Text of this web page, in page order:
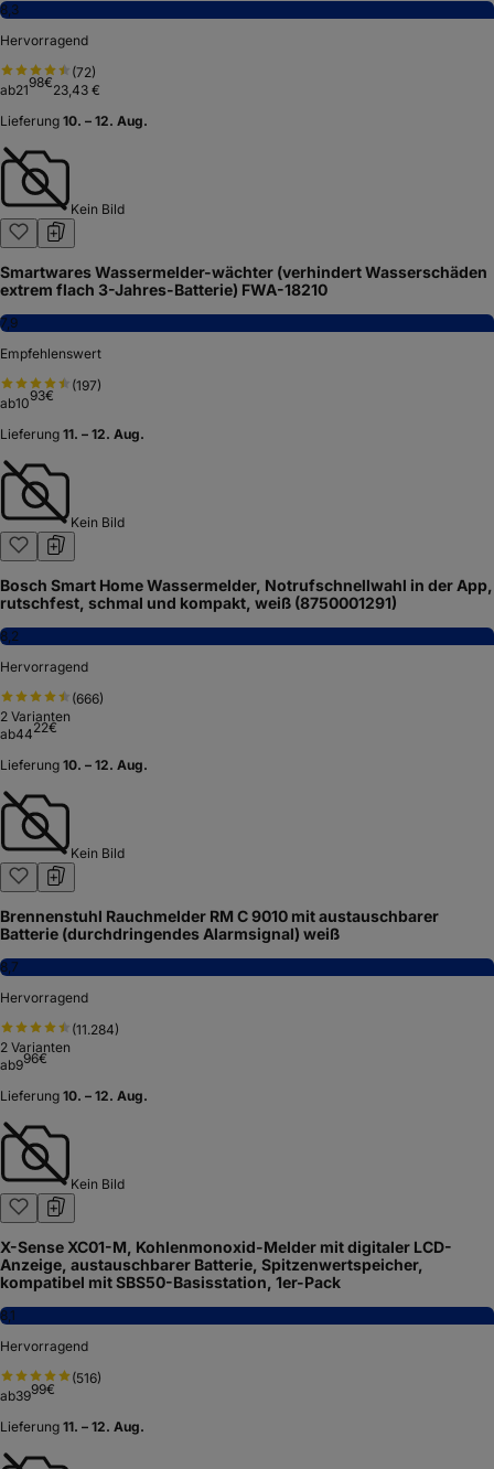
8,3
Hervorragend
(72)
ab2198€23,43 €
Lieferung 10. – 12. Aug.
Kein Bild
Smartwares Wassermelder-wächter (verhindert Wasserschäden
extrem flach 3-Jahres-Batterie) FWA-18210
7,9
Empfehlenswert
(197)
ab1093€
Lieferung 11. – 12. Aug.
Kein Bild
Bosch Smart Home Wassermelder, Notrufschnellwahl in der App,
rutschfest, schmal und kompakt, weiß (8750001291)
8,2
Hervorragend
(666)
2 Varianten
ab4422€
Lieferung 10. – 12. Aug.
Kein Bild
Brennenstuhl Rauchmelder RM C 9010 mit austauschbarer
Batterie (durchdringendes Alarmsignal) weiß
8,7
Hervorragend
(11.284)
2 Varianten
ab996€
Lieferung 10. – 12. Aug.
Kein Bild
X-Sense XC01-M, Kohlenmonoxid-Melder mit digitaler LCD-
Anzeige, austauschbarer Batterie, Spitzenwertspeicher,
kompatibel mit SBS50-Basisstation, 1er-Pack
8,1
Hervorragend
(516)
ab3999€
Lieferung 11. – 12. Aug.